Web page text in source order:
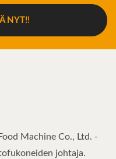
NYT!!
Machine Co., Ltd. -
johtaja.